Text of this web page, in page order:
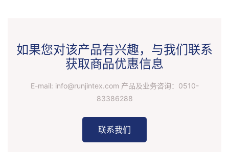
如果您对该产品有兴趣，与我们联系
获取商品优惠信息
E-mail: info@runjintex.com 产品及业务咨询： 0510-
83386288
联系我们